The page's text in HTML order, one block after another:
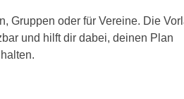
Gruppen oder für Vereine. Die
und hilft dir dabei, deinen Plan